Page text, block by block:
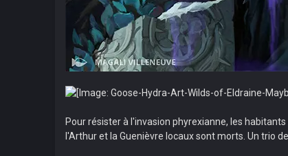
Pour résister à l'invasion phyrexianne, les
l'Arthur et la Guenièvre locaux sont morts. Un trio